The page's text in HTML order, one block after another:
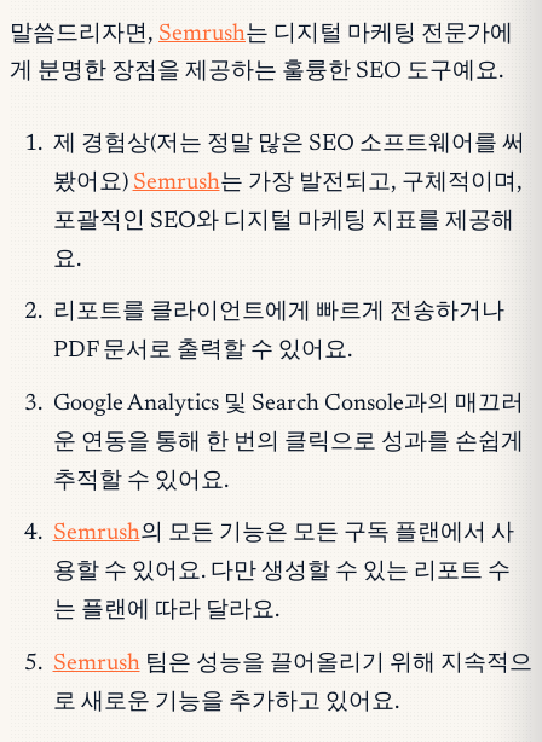
말씀드리자면, Semrush는 디지털 마케팅 전문가에
게 분명한 장점을 제공하는 훌륭한 SEO 도구예요.
제 경험상(저는 정말 많은 SEO 소프트웨어를 써
봤어요) Semrush는 가장 발전되고, 구체적이며,
포괄적인 SEO와 디지털 마케팅 지표를 제공해
요.
리포트를 클라이언트에게 빠르게 전송하거나
PDF 문서로 출력할 수 있어요.
Google Analytics 및 Search Console과의 매끄러
운 연동을 통해 한 번의 클릭으로 성과를 손쉽게
추적할 수 있어요.
Semrush의 모든 기능은 모든 구독 플랜에서 사
용할 수 있어요. 다만 생성할 수 있는 리포트 수
는 플랜에 따라 달라요.
Semrush팀은 성능을 끌어올리기 위해 지속적으
로 새로운 기능을 추가하고 있어요.